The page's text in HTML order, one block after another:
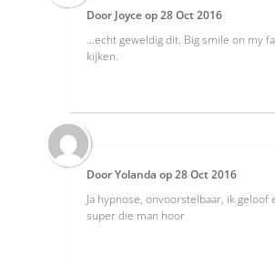
Door Joyceop28 Oct 2016
...echt geweldig dit. Big smile on my
kijken.
DoorYolanda op28 Oct 2016
Ja hypnose, onvoorstelbaar, ik geloof
super die man hoor